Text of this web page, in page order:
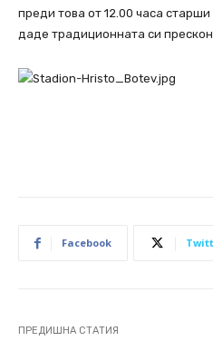
преди това от 12.00 часа
даде традиционната си
Facebook
ПРЕДИШНА СТАТИЯ